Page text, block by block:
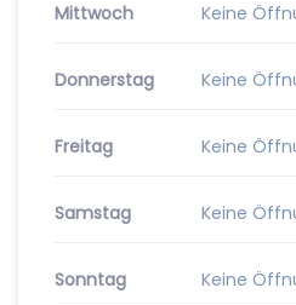
Mittwoch Keine
Donnerstag Keine
Freitag Keine
Samstag Keine
Sonntag Keine